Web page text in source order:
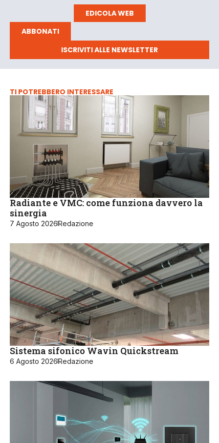
EDICOLA WEB
ABBONATI
ISCRIVITI ALLE NEWSLETTER
TI POTREBBERO INTERESSARE
Radiante e VMC: come funziona davvero la
sinergia
7 Agosto 2026Redazione
Sistema sifonico Wavin Quickstream
6 Agosto 2026Redazione